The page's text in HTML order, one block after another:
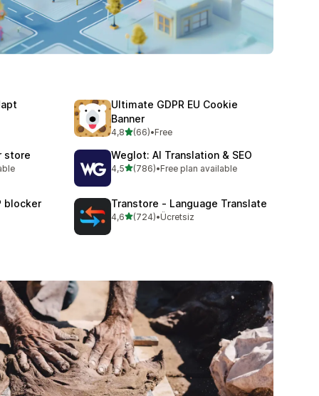
Ultimate GDPR EU Cookie
Banner
4,85 yıldız üzerinden
(66)
toplam 66 değerlendirme
•Free
store Weglot: AI Translation & SEO
4,55 yıldız üzerinden
(786)
toplam 786 değerlendirme
•Free plan available
blocker Transtore ‑ Language Translate
4,65 yıldız üzerinden
(724)
toplam 724 değerlendirme
•Ücretsiz